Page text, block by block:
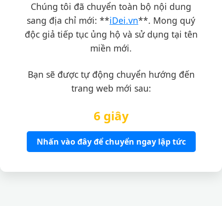
Chúng tôi đã chuyển toàn bộ nội dung
sang địa chỉ mới: **iDei.vn**. Mong quý
độc giả tiếp tục ủng hộ và sử dụng tại tên
miền mới.
Bạn sẽ được tự động chuyển hướng đến
trang web mới sau:
6 giây
Nhấn vào đây để chuyển ngay lập tức